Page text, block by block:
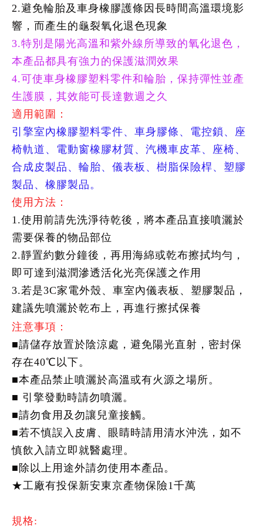
2.避免輪胎及車身橡膠護條因長時間高溫環境影
響，而產生的龜裂氧化退色現象
3.特別是陽光高溫和紫外線所導致的氧化退色，
本產品都具有強力的保護滋潤效果
4.可使車身橡膠塑料零件和輪胎，保持彈性並產
生護膜，其效能可長達數週之久
適用範圍：
引擎室內橡膠塑料零件、車身膠條、電控鎖、座
椅軌道、電動窗橡膠材質、汽機車皮革、座椅、
合成皮製品、輪胎、儀表板、樹脂保險桿、塑膠
製品、橡膠製品。
使用方法：
1.使用前請先洗淨待乾後，將本產品直接噴灑於
需要保養的物品部位
2.靜置約數分鐘後，再用海綿或乾布擦拭均勻，
即可達到滋潤滲透活化光亮保護之作用
3.若是3C家電外殼、車室內儀表板、塑膠製品，
建議先噴灑於乾布上，再進行擦拭保養
注意事項：
■請儲存放置於陰涼處，避免陽光直射，密封保
存在40℃以下。
■本產品禁止噴灑於高溫或有火源之場所。
■ 引擎發動時請勿噴灑。
■請勿食用及勿讓兒童接觸。
■若不慎誤入皮膚、眼睛時請用清水沖洗，如不
慎飲入請立即就醫處理。
■除以上用途外請勿使用本產品。
★工廠有投保新安​​​​​​​​​​​​​​​​​​​​​​​​​​​​​​​​​​​​​​​​​​​​​​東京產物保險1千萬
規格: